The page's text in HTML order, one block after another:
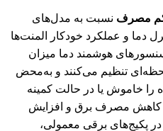
کم مصرف نسبت به مدل‌های
دما و عملکرد خودکار المنت‌ها
هوشمند دما میزان
تنظیم می‌کنند و به‌محض
خاموش یا در حالت کمینه
کاهش مصرف برق و افزایش
پکیج‌های برقی معمولی،